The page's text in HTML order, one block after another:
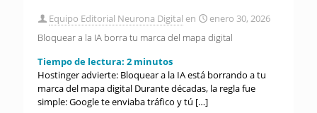
Equipo Editorial Neurona Digital en
enero 30, 2026
Bloquear a la IA borra tu marca del mapa digital
Tiempo de lectura: 2 minutos
Hostinger advierte: Bloquear a la IA está borrando a tu
marca del mapa digital Durante décadas, la regla fue
simple: Google te enviaba tráfico y tú […]